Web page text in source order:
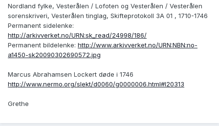
Nordland fylke, Vesterålen / Lofoten og Vesterålen / Vesterålen
sorenskriveri, Vesterålen tinglag, Skifteprotokoll 3A 01 , 1710-1746
Permanent sidelenke:
http://arkivverket.no/URN:sk_read/24998/186/
Permanent bildelenke: http://www.arkivverket.no/URN:NBN:no-
a1450-sk20090302690572.jpg
Marcus Abrahamsen Lockert døde i 1746
http://www.nermo.org/slekt/d0060/g0000006.html#I20313
Grethe